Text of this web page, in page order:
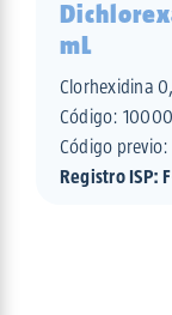
mL
Clorhexidina
Código:
Código
Registro ISP: